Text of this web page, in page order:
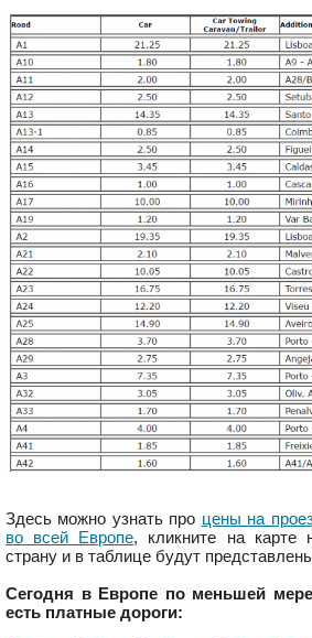
Здесь можно узнать про цены на
во всей Европе, кликните на карте
страну и в таблице будут
Сегодня в Европе по меньшей
есть платные дороги: